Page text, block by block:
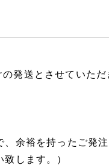
発送とさせていた
余裕を持ったご発
します。）